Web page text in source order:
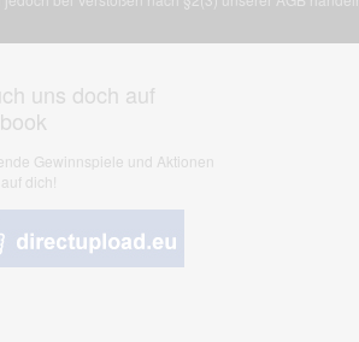
uns doch auf
Gewinnspiele und Aktionen
dich!